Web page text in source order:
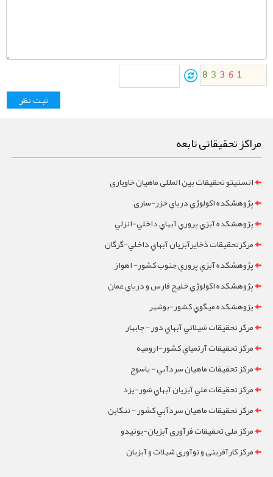
مراکز تحقیقاتی تابعه
انستیتو تحقیقات بین المللی ماهیان خاویاری
پژوهشکده اکولوژي درياي خزر-ساری
پژوهشکده آبزي پروري آبهاي داخلي-انزلي
مرکزتحقيقات ذخايرآبزيان آبهاي داخلي-گرگان
پژوهشکده آبزي پروري جنوب کشور- اهواز
پژوهشکده اکولوژي خليج فارس و درياي عمان
پژوهشکده ميگوي کشور-بوشهر
مرکز تحقيقات شيلاتي آبهاي دور - چابهار
مرکز تحقيقات آرتمياي کشور-ارومیه
مرکز تحقيقات ماهيان سردآبي - ياسوج
مرکز تحقيقات ملي آبزيان آبهاي شور-یزد
مرکز تحقيقات ماهيان سردآبي کشور - تنکابن
مرکز ملی تحقیقات فرآوری آبزیان-یونیدو
مرکز کارآفرینی و نوآوری شیلات و آبزیان